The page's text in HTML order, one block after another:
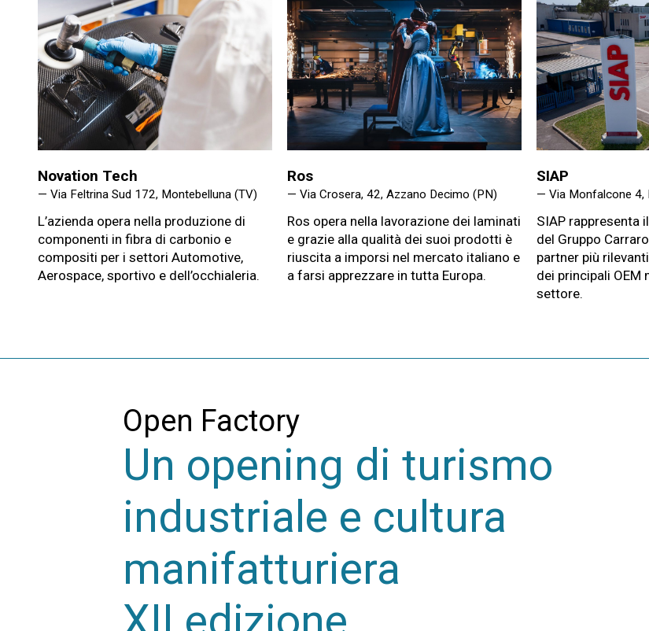
Novation Tech
— Via Feltrina Sud 172, Montebelluna (TV)
L’azienda opera nella produzione di
componenti in fibra di carbonio e
compositi per i settori Automotive,
Aerospace, sportivo e dell’occhialeria.
Ros
— Via Crosera, 42, Azzano Decimo (PN)
Ros opera nella lavorazione dei laminati
e grazie alla qualità dei suoi prodotti è
riuscita a imporsi nel mercato italiano e
a farsi apprezzare in tutta Europa.
SIAP
— Via Monfalcone 4,
SIAP rappresenta
del Gruppo
partner più
dei principali OEM
settore.
Open Factory
Un opening di turismo
industriale e cultura
manifatturiera
XII edizione